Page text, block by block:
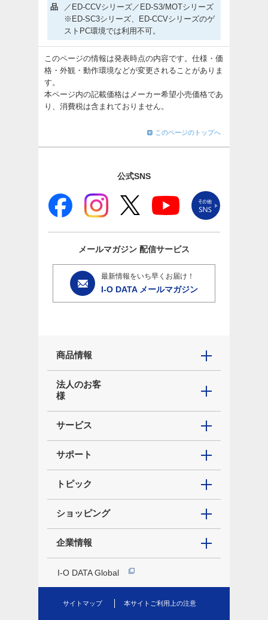
品
／ED-CCVシリーズ／ED-S3/MOTシリーズ
※ED-SC3シリーズ、ED-CCVシリーズのゲ
ストPC環境では利用不可。
このページの情報は発表時点の内容です。仕様・価
格・外観・動作環境などが変更されることがありま
す。
本ページ内の記載価格はメーカー希望小売価格であ
り、消費税は含まれておりません。
このページのトップへ
公式SNS
メールマガジン 配信サービス
最新情報をいち早くお届け！
I-O DATA メールマガジン
商品情報
法人のお客
様
サービス
サポート
トピック
ショッピング
企業情報
I-O DATA Global
サイトマップ 本サイトご利用上の注意